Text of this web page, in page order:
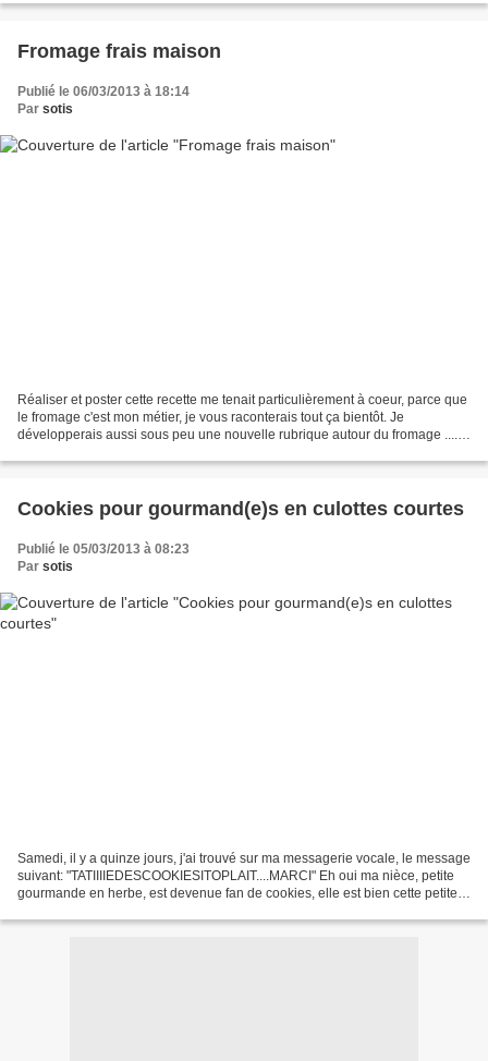
Fromage frais maison
Publié le 06/03/2013 à 18:14
Par sotis
Réaliser et poster cette recette me tenait particulièrement à coeur, parce que
le fromage c'est mon métier, je vous raconterais tout ça bientôt. Je
développerais aussi sous peu une nouvelle rubrique autour du fromage ....
Cookies pour gourmand(e)s en culottes courtes
Publié le 05/03/2013 à 08:23
Par sotis
Samedi, il y a quinze jours, j'ai trouvé sur ma messagerie vocale, le message
suivant: "TATIIIIEDESCOOKIESITOPLAIT....MARCI" Eh oui ma nièce, petite
gourmande en herbe, est devenue fan de cookies, elle est bien cette petite!!!!